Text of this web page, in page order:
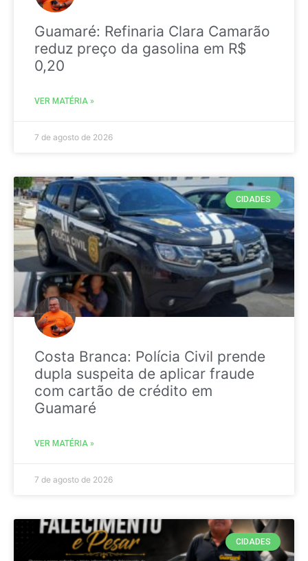
Guamaré: Refinaria Clara Camarão
reduz preço da gasolina em R$
0,20
VER MATÉRIA »
7 de agosto de 2026
CIDADES
Costa Branca: Polícia Civil prende
dupla suspeita de aplicar fraude
com cartão de crédito em
Guamaré
VER MATÉRIA »
7 de agosto de 2026
CIDADES